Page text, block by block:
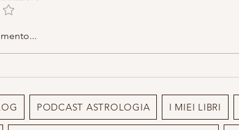
streghe
PODCAST ASTROLOGIA I MIEI LIBRI